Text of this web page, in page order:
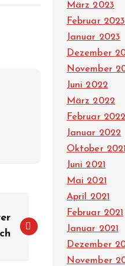
März 2023
Februar 2023
Januar 2023
Dezember
November
Juni 2022
März 2022
Februar 2022
Januar 2022
Oktober 2021
Juni 2021
Mai 2021
April 2021
Februar 2021
Januar 2021
Dezember
November